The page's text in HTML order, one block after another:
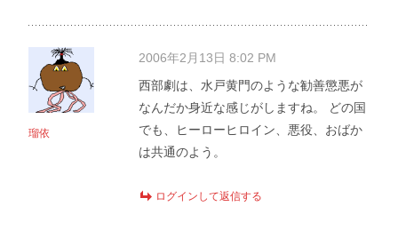
瑠依
2006年2月13日 8:02 PM
西部劇は、水戸黄門のような勧善懲悪が
なんだか身近な感じがしますね。 どの国
でも、ヒーローヒロイン、悪役、おばか
は共通のよう。
ログインして返信する